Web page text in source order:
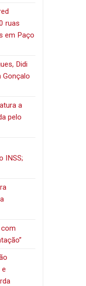
ruas
em Paço
Didi
Gonçalo
a
pelo
INSS;